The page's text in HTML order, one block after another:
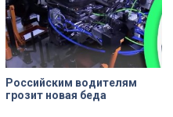
Российским водителям
грозит новая беда